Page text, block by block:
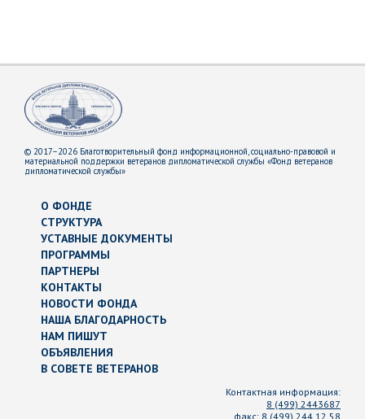
© 2017–2026 Благотворительный фонд информационной, социально-правовой и
материальной поддержки ветеранов дипломатической службы «Фонд ветеранов
дипломатической службы»
О ФОНДЕ
СТРУКТУРА
УСТАВНЫЕ ДОКУМЕНТЫ
ПРОГРАММЫ
ПАРТНЕРЫ
КОНТАКТЫ
НОВОСТИ ФОНДА
НАША БЛАГОДАРНОСТЬ
НАМ ПИШУТ
ОБЪЯВЛЕНИЯ
В СОВЕТЕ ВЕТЕРАНОВ
Контактная информация:
8 (499) 2443687
факс: 8 (499) 244 12 58